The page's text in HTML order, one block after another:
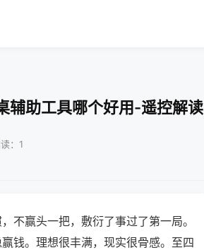
辅助工具哪个好用-遥控解读
：1
不赢头一把，敷衍了事过了第一局。
钱。理想很丰满，现实很骨感。至四